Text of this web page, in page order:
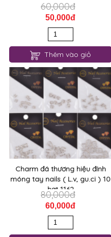
60,000đ
50,000đ
Thêm vào giỏ
Charm đá thương hiệu đính
móng tay nails ( L.v, gu.ci ) 10
hạt 1162
80,000đ
60,000đ